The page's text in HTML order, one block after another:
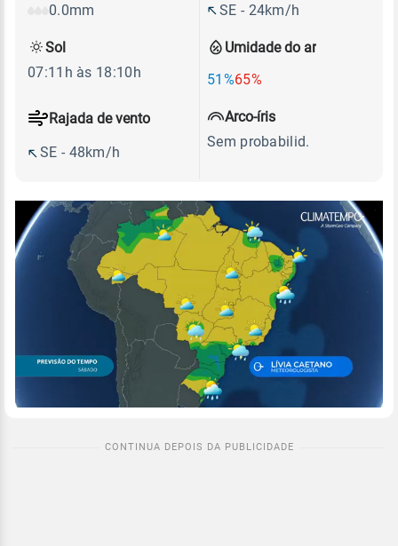
0.0mm
Umidade do ar
51%65%
SE - 24km/h
Rajada de vento
SE - 48km/h
Sol
07:11h às 18:10h
Arco-íris
Sem probabilid.